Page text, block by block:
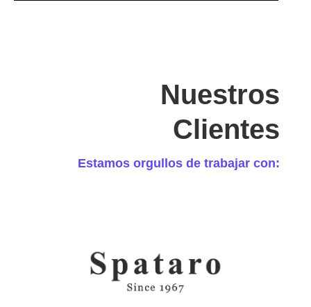
Nuestros
Clientes
Estamos orgullos de trabajar con: